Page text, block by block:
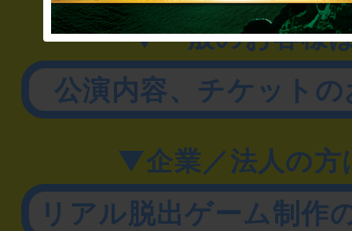
▼一般のお客様
公演内容、チケット
▼企業／法人の方
リアル脱出ゲーム制作